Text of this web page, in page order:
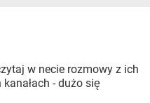
w necie rozmowy z ich
- dużo się